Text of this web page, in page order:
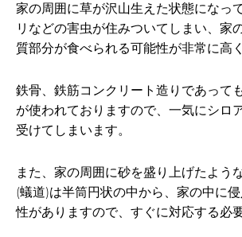
家の周囲に草が沢山生えた状態になっ
リなどの害虫が住みついてしまい、家
質部分が食べられる可能性が非常に高
鉄骨、鉄筋コンクリート造りであって
が使われておりますので、一気にシロ
受けてしまいます。
また、家の周囲に砂を盛り上げたよう
(蟻道)は半筒円状の中から、家の中に
性がありますので、すぐに対応する必